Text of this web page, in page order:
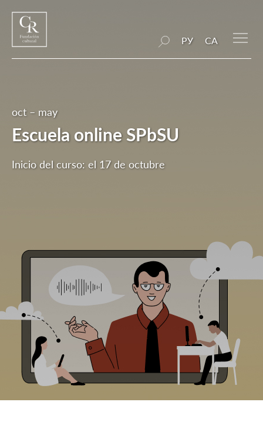
РУ CA
oct – may
Escuela online SPbSU
Inicio del curso: el 17 de octubre